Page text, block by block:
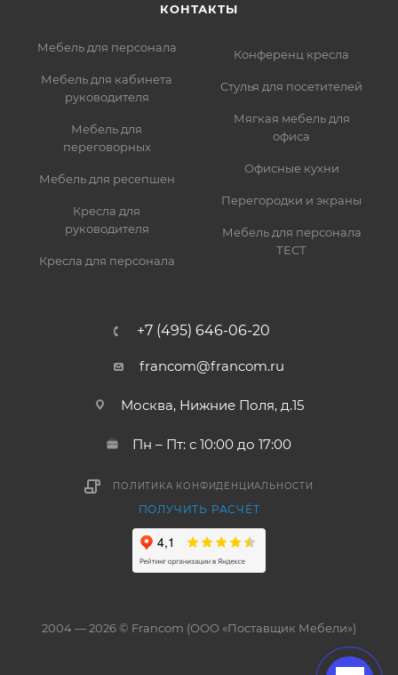
КОНТАКТЫ
Мебель для персонала
Мебель для кабинета
руководителя
Мебель для
переговорных
Мебель для ресепшен
Кресла для
руководителя
Кресла для персонала
Конференц кресла
Стулья для посетителей
Мягкая мебель для
офиса
Офисные кухни
Перегородки и экраны
Мебель для персонала
ТЕСТ
+7 (495) 646-06-20
francom@francom.ru
Москва, Нижние Поля, д.15
Пн – Пт: с 10:00 до 17:00
ПОЛИТИКА КОНФИДЕНЦИАЛЬНОСТИ
ПОЛУЧИТЬ РАСЧЁТ
2004 — 2026 © Francom (ООО «Поставщик Мебели»)